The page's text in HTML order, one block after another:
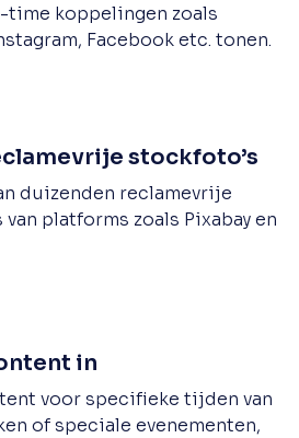
time koppelingen zoals
Facebook etc. tonen.
stockfoto’s
duizenden reclamevrije
platforms zoals Pixabay en
in
voor specifieke tijden van
of speciale evenementen,